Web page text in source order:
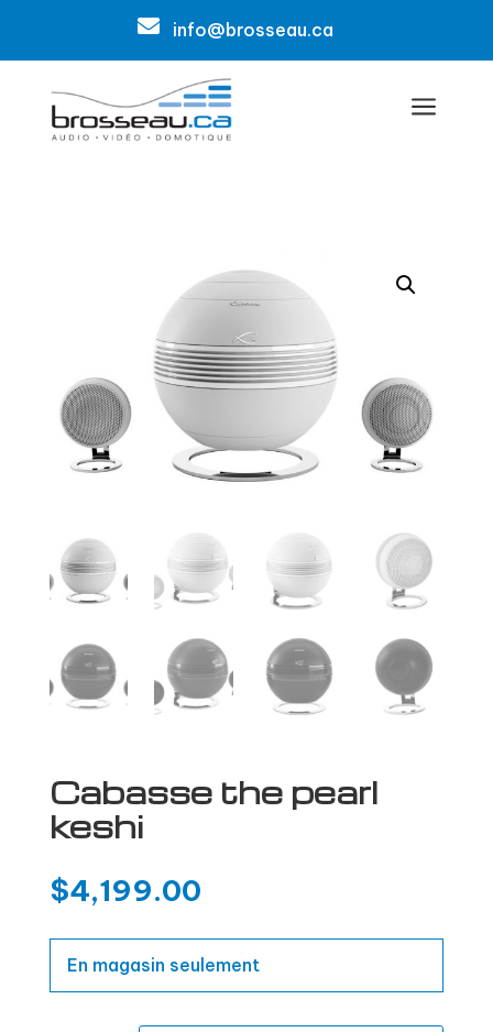
 info@brosseau.ca
a
Cabasse the pearl
keshi
$4,199.00
En magasin seulement